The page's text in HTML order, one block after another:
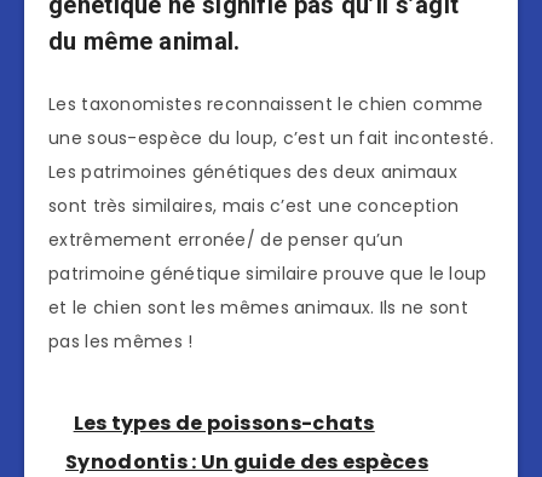
du même animal.
Les taxonomistes reconnaissent le chien comme
une sous-espèce du loup, c’est un fait incontesté.
Les patrimoines génétiques des deux animaux
sont très similaires, mais c’est une conception
extrêmement erronée/ de penser qu’un
patrimoine génétique similaire prouve que le loup
et le chien sont les mêmes animaux. Ils ne sont
pas les mêmes !
Les types de poissons-chats
Synodontis : Un guide des espèces